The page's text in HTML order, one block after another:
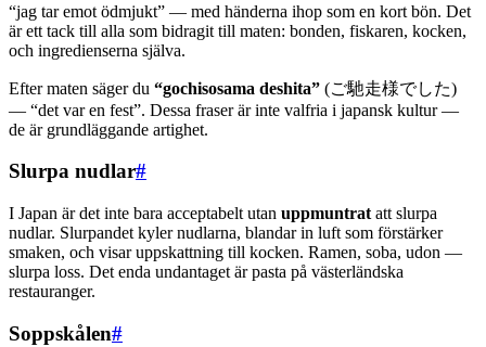
“jag tar emot ödmjukt” — med händerna ihop som en kort bön. Det
är ett tack till alla som bidragit till maten: bonden, fiskaren, kocken,
och ingredienserna själva.
Efter maten säger du “gochisosama deshita” (ご馳走様でした)
— “det var en fest”. Dessa fraser är inte valfria i japansk kultur —
de är grundläggande artighet.
Slurpa nudlar#
I Japan är det inte bara acceptabelt utan uppmuntrat att slurpa
nudlar. Slurpandet kyler nudlarna, blandar in luft som förstärker
smaken, och visar uppskattning till kocken. Ramen, soba, udon —
slurpa loss. Det enda undantaget är pasta på västerländska
restauranger.
Soppskålen#